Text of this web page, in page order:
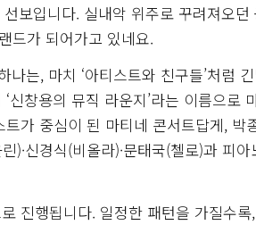
보입니다. 실내악 위주로 꾸려져오
드가 되어가고 있네요.
는, 마치 ‘아티스트와 친구들’처럼
창용의 뮤직 라운지’라는 이름으로
가 중심이 된 마티네 콘서트답게, 박
)·신경식(비올라)·문태국(첼로)과 피
진행됩니다. 일정한 패턴을 가질수